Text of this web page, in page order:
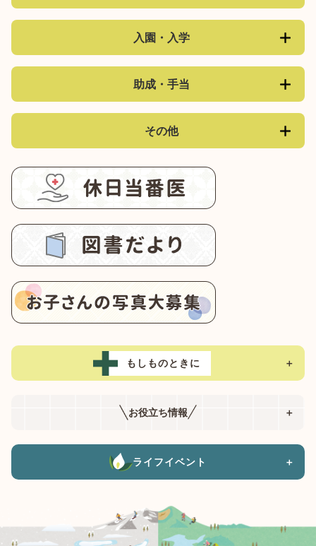
入園・入学
助成・手当
その他
もしものときに ＋
お役立ち情報 ＋
ライフイベント ＋